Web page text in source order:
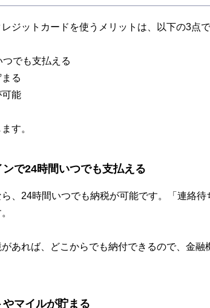
ジットカードを使うメリットは、以下の3点で
でも支払える
る
能
す。
で24時間いつでも支払える
、24時間いつでも納税が可能です。「連絡
あれば、どこからでも納付できるので、金
マイルが貯まる